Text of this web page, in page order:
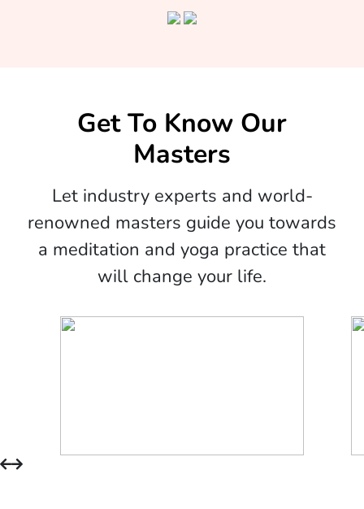
Get To Know Our
Masters
Let industry experts and world-
renowned masters guide you towards
a meditation and yoga practice that
will change your life.